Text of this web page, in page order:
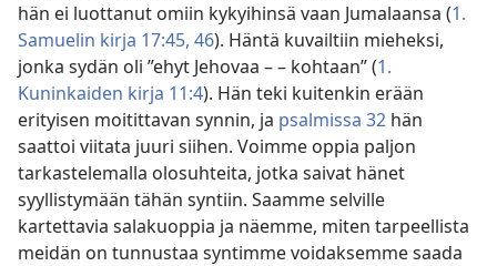
hän ei luottanut omiin kykyihinsä vaan Jumalaansa (1.
Samuelin kirja 17:45, 46). Häntä kuvailtiin mieheksi,
jonka sydän oli ”ehyt Jehovaa – – kohtaan” (1.
Kuninkaiden kirja 11:4). Hän teki kuitenkin erään
erityisen moitittavan synnin, ja psalmissa 32 hän
saattoi viitata juuri siihen. Voimme oppia paljon
tarkastelemalla olosuhteita, jotka saivat hänet
syyllistymään tähän syntiin. Saamme selville
kartettavia salakuoppia ja näemme, miten tarpeellista
meidän on tunnustaa syntimme voidaksemme saada